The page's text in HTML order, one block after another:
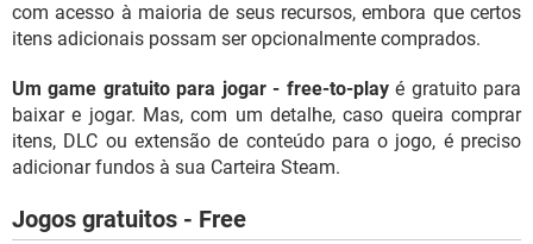
com acesso à maioria de seus recursos, embora que certos
itens adicionais possam ser opcionalmente comprados.
Um game gratuito para jogar - free-to-playé gratuito para
baixar e jogar. Mas, com um detalhe, caso queira comprar
itens, DLC ou extensão de conteúdo para o jogo, é preciso
adicionar fundos à sua Carteira Steam.
Jogos gratuitos - Free